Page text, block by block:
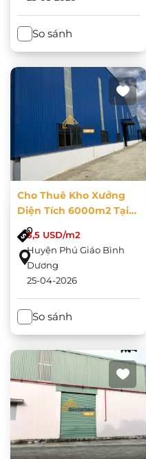
So sánh
Cho Thuê Kho Xưởng
Diện Tích 6000m2 Tại
Vĩnh Hòa, Phú Giáo,
Bình Dương
3,5 USD/m2
Huyện Phú Giáo Bình
Dương
25-04-2026
So sánh